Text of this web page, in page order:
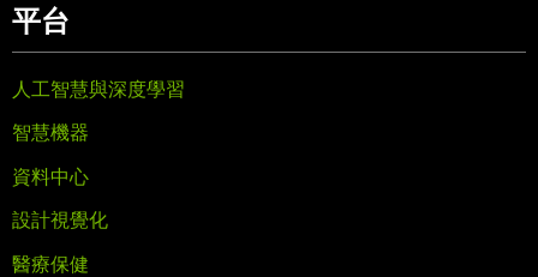
平台
人工智慧與深度學習
智慧機器
資料中心
設計視覺化
醫療保健